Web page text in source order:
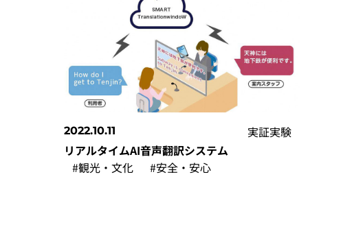
2022.10.11
実証実験
リアルタイムAI音声翻訳システム
#観光・文化
#安全・安心